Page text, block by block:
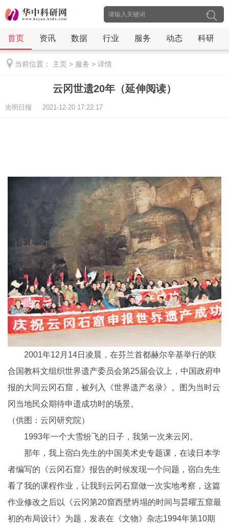
首页 资讯 数据 行业 服务 动态 科研
当前位置： 主页 > 服务 > 详情
云冈世遗20年（延伸阅读）
光明日报 2021-12-20 17:22:17
2001年12月14日凌晨，在芬兰首都赫尔辛基举行的联
合国教科文组织世界遗产委员会第25届会议上，中国政府申
报的大同云冈石窟，被列入《世界遗产名录》。图为当时云
冈当地民众期待申遗成功时的场景。
（供图：云冈研究院）
1993年一个大雪纷飞的日子，我第一次来云冈。
那年，我上宿白先生的中国美术史专题课，在读日本学
者编写的《云冈石窟》报告的时候发现一个问题，宿白先生
看了我的课程作业，让我到云冈石窟做一次实地考察，这篇
作业修改之后以《云冈第20窟西壁坍塌的时间与昙曜五窟最
初的布局设计》为题，发表在《文物》杂志1994年第10期